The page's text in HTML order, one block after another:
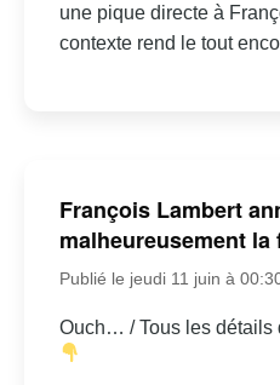
une pique directe à
contexte rend le tout
François Lambert
malheureusement la
Publié le jeudi 11 juin à
Ouch… / Tous les détails